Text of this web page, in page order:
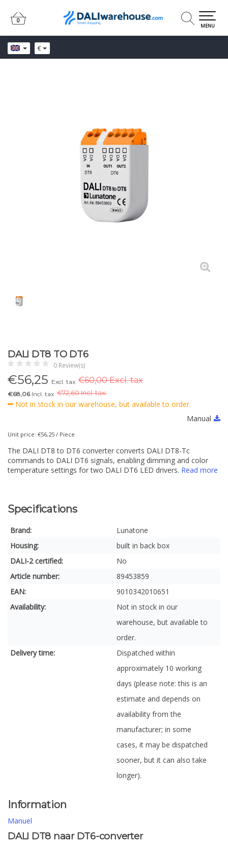
€
0
0
MENU
DALI DT8 TO DT6
0 Review(s)
€56,25 Excl. tax €60,00 Excl. tax
€68,06Incl. tax €72,60 Incl. tax.
Not in stock in our warehouse, but available to order.
Manual
Unit price: €56,25 / Piece
The DALI DT8 to DT6 converter converts DALI DT8-Tc
commands to DALI DT6 signals, enabling dimming and color
temperature settings for two DALI DT6 LED drivers. Read more
Specifications
Brand:
Lunatone
Housing:
built in back box
DALI-2 certified:
No
Article number:
89453859
EAN:
9010342010651
Availability:
Not in stock in our
warehouse, but available to
order.
Delivery time:
Dispatched within
approximately 10 working
days (please note: this is an
estimate and depends on
availability from the
manufacturer; in some
cases, it may be dispatched
sooner, but it can also take
longer).
Information
Manuel
DALI DT8 naar DT6-converter